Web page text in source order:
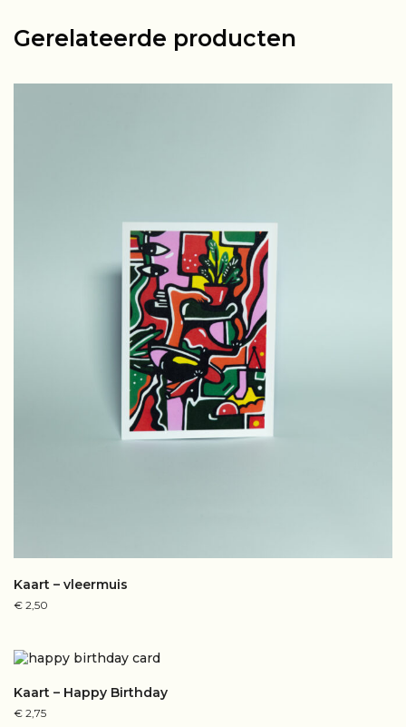
Gerelateerde producten
Kaart – vleermuis
€ 2,50
Kaart – Happy Birthday
€ 2,75